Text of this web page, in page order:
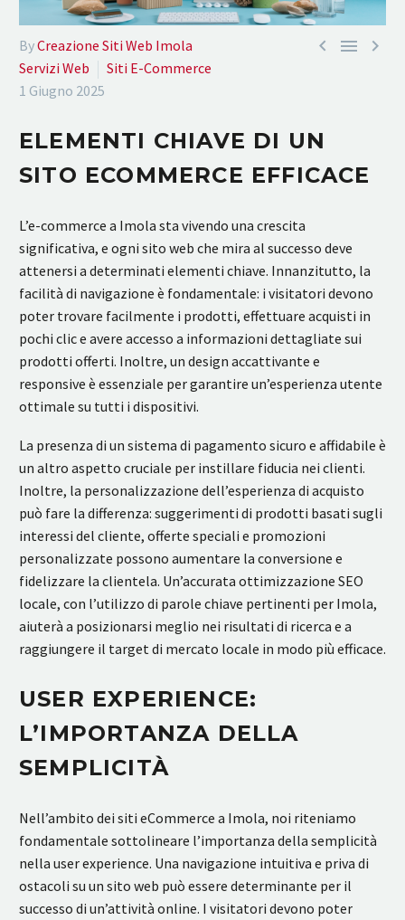
  
ByCreazione Siti Web Imola
Servizi Web
Siti E-Commerce
1 Giugno 2025
ELEMENTI CHIAVE DI UN
SITO ECOMMERCE EFFICACE
L’e-commerce a Imola sta vivendo una crescita
significativa, e ogni sito web che mira al successo deve
attenersi a determinati elementi chiave. Innanzitutto, la
facilità di navigazione è fondamentale: i visitatori devono
poter trovare facilmente i prodotti, effettuare acquisti in
pochi clic e avere accesso a informazioni dettagliate sui
prodotti offerti. Inoltre, un design accattivante e
responsive è essenziale per garantire un’esperienza utente
ottimale su tutti i dispositivi.
La presenza di un sistema di pagamento sicuro e affidabile è
un altro aspetto cruciale per instillare fiducia nei clienti.
Inoltre, la personalizzazione dell’esperienza di acquisto
può fare la differenza: suggerimenti di prodotti basati sugli
interessi del cliente, offerte speciali e promozioni
personalizzate possono aumentare la conversione e
fidelizzare la clientela. Un’accurata ottimizzazione SEO
locale, con l’utilizzo di parole chiave pertinenti per Imola,
aiuterà a posizionarsi meglio nei risultati di ricerca e a
raggiungere il target di mercato locale in modo più efficace.
USER EXPERIENCE:
L’IMPORTANZA DELLA
SEMPLICITÀ
Nell’ambito dei siti eCommerce a Imola, noi riteniamo
fondamentale sottolineare l’importanza della semplicità
nella user experience. Una navigazione intuitiva e priva di
ostacoli su un sito web può essere determinante per il
successo di un’attività online. I visitatori devono poter